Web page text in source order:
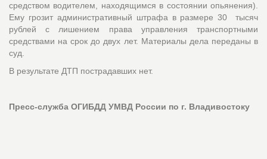
средством водителем, находящимся в состоянии опьянения).
Ему грозит административный штрафа в размере 30 тысяч
рублей с лишением права управления транспортными
средствами на срок до двух лет. Материалы дела переданы в
суд.
В результате ДТП пострадавших нет.
Пресс-служба ОГИБДД УМВД России по г. Владивостоку